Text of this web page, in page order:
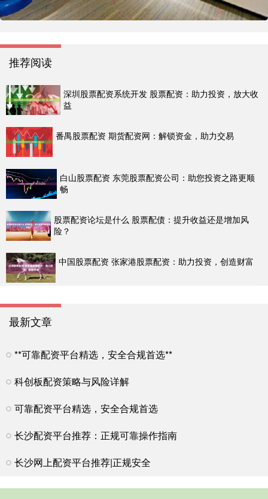
推荐阅读
深圳股票配资系统开发 股票配资：助力投资，放大收
益
番禺股票配资 期货配资网：解锁资金，助力交易
白山股票配资 东莞股票配资公司：助您投资之路更顺
畅
股票配资论坛是什么 股票配债：提升收益还是增加风
险？
中国股票配资 张家港股票配资：助力投资，创造财富
最新文章
**可靠配资平台精选，安全合规首选**
科创板配资策略与风险详解
可靠配资平台精选，安全合规首选
长沙配资平台推荐：正规可靠操作指南
长沙网上配资平台推荐|正规安全